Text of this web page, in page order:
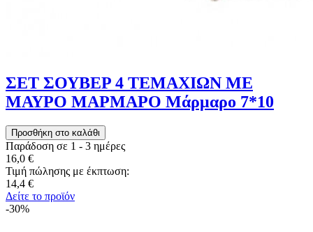
ΣΕΤ ΣΟΥΒΕΡ 4 ΤΕΜΑΧΙΩΝ ΜΕ
ΜΑΥΡΟ ΜΑΡΜΑΡΟ Μάρμαρο 7*10
Παράδοση σε 1 - 3 ημέρες
16,0 €
Τιμή πώλησης με έκπτωση:
14,4 €
Δείτε το προϊόν
-30%